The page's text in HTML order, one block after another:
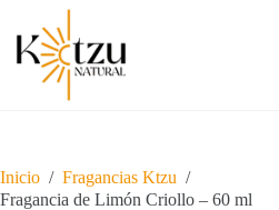
contenido
Inicio / Fragancias Ktzu /
Fragancia de Limón Criollo – 60 ml